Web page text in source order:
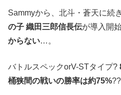
Sammyから、北斗・蒼天に続
の子 織田三郎信長伝が導入開
からない…。
バトルスペックorV-STタイプ?
桶狭間の戦いの勝率は約75%